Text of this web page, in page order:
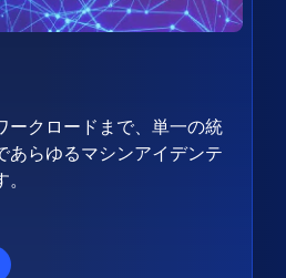
ークロードまで、単一の統
あらゆるマシンアイデンテ